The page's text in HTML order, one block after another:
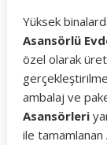
Yüksek
Asansörlü
özel olarak
ambalaj ve
Asansörleri
ile tamamlanan